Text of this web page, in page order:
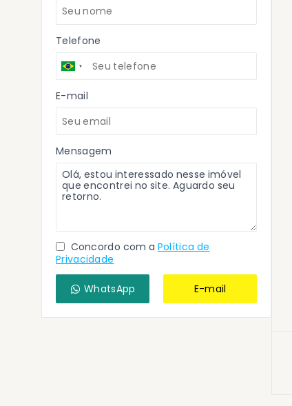
Telefone
E-mail
Mensagem
Concordo com a Política de
Privacidade
WhatsApp E-mail